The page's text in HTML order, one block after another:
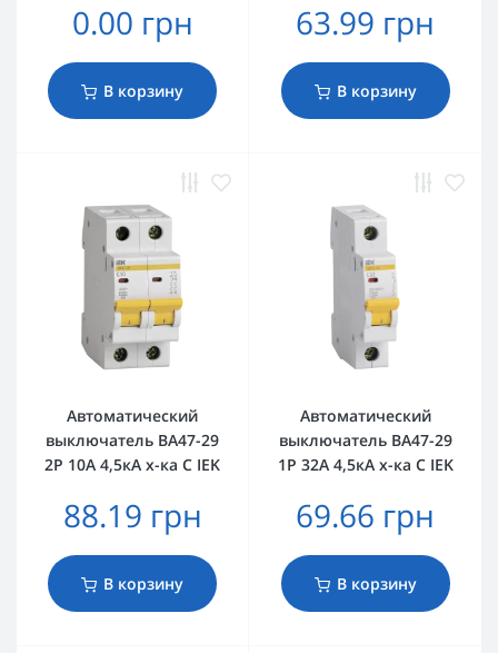
0.00 грн
В корзину
63.99 грн
В корзину
Автоматический
выключатель ВА47-29
2Р 10А 4,5кА х-ка C IEK
88.19 грн
В корзину
Автоматический
выключатель ВА47-29
1Р 32А 4,5кА х-ка C IEK
69.66 грн
В корзину